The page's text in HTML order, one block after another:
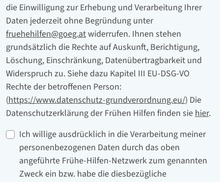
die Einwilligung zur Erhebung und Verarbeitung Ihrer
Daten jederzeit ohne Begründung unter
fruehehilfen@goeg.atwiderrufen. Ihnen stehen
grundsätzlich die Rechte auf Auskunft, Berichtigung,
Löschung, Einschränkung, Datenübertragbarkeit und
Widerspruch zu. Siehe dazu Kapitel III EU-DSG-VO
Rechte der betroffenen Person:
(https://www.datenschutz-grundverordnung.eu/) Die
Datenschutzerklärung der Frühen Hilfen finden siehier.
Ich willige ausdrücklich in die Verarbeitung meiner
personenbezogenen Daten durch das oben
angeführte Frühe-Hilfen-Netzwerk zum genannten
Zweck ein bzw. habe die diesbezügliche